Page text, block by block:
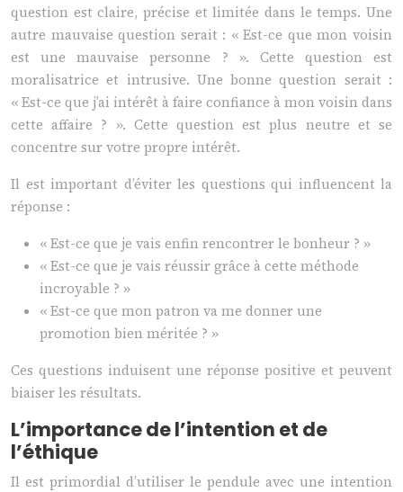
question est claire, précise et limitée dans le temps. Une
autre mauvaise question serait : « Est-ce que mon voisin
est une mauvaise personne ? ». Cette question est
moralisatrice et intrusive. Une bonne question serait :
« Est-ce que j’ai intérêt à faire confiance à mon voisin dans
cette affaire ? ». Cette question est plus neutre et se
concentre sur votre propre intérêt.
Il est important d’éviter les questions qui influencent la
réponse :
« Est-ce que je vais enfin rencontrer le bonheur ? »
« Est-ce que je vais réussir grâce à cette méthode
incroyable ? »
« Est-ce que mon patron va me donner une
promotion bien méritée ? »
Ces questions induisent une réponse positive et peuvent
biaiser les résultats.
L’importance de l’intention et de
l’éthique
Il est primordial d’utiliser le pendule avec une intention